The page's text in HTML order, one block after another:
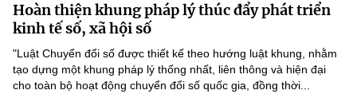
Hoàn thiện khung pháp lý thúc đẩy phát triển
kinh tế số, xã hội số
"Luật Chuyển đổi số được thiết kế theo hướng luật khung, nhằm
tạo dựng một khung pháp lý thống nhất, liên thông và hiện đại
cho toàn bộ hoạt động chuyển đổi số quốc gia, đồng thời...